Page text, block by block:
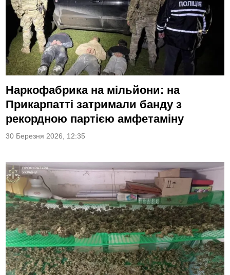
Наркофабрика на мільйони: на
Прикарпатті затримали банду з
рекордною партією амфетаміну
30 Березня 2026, 12:35